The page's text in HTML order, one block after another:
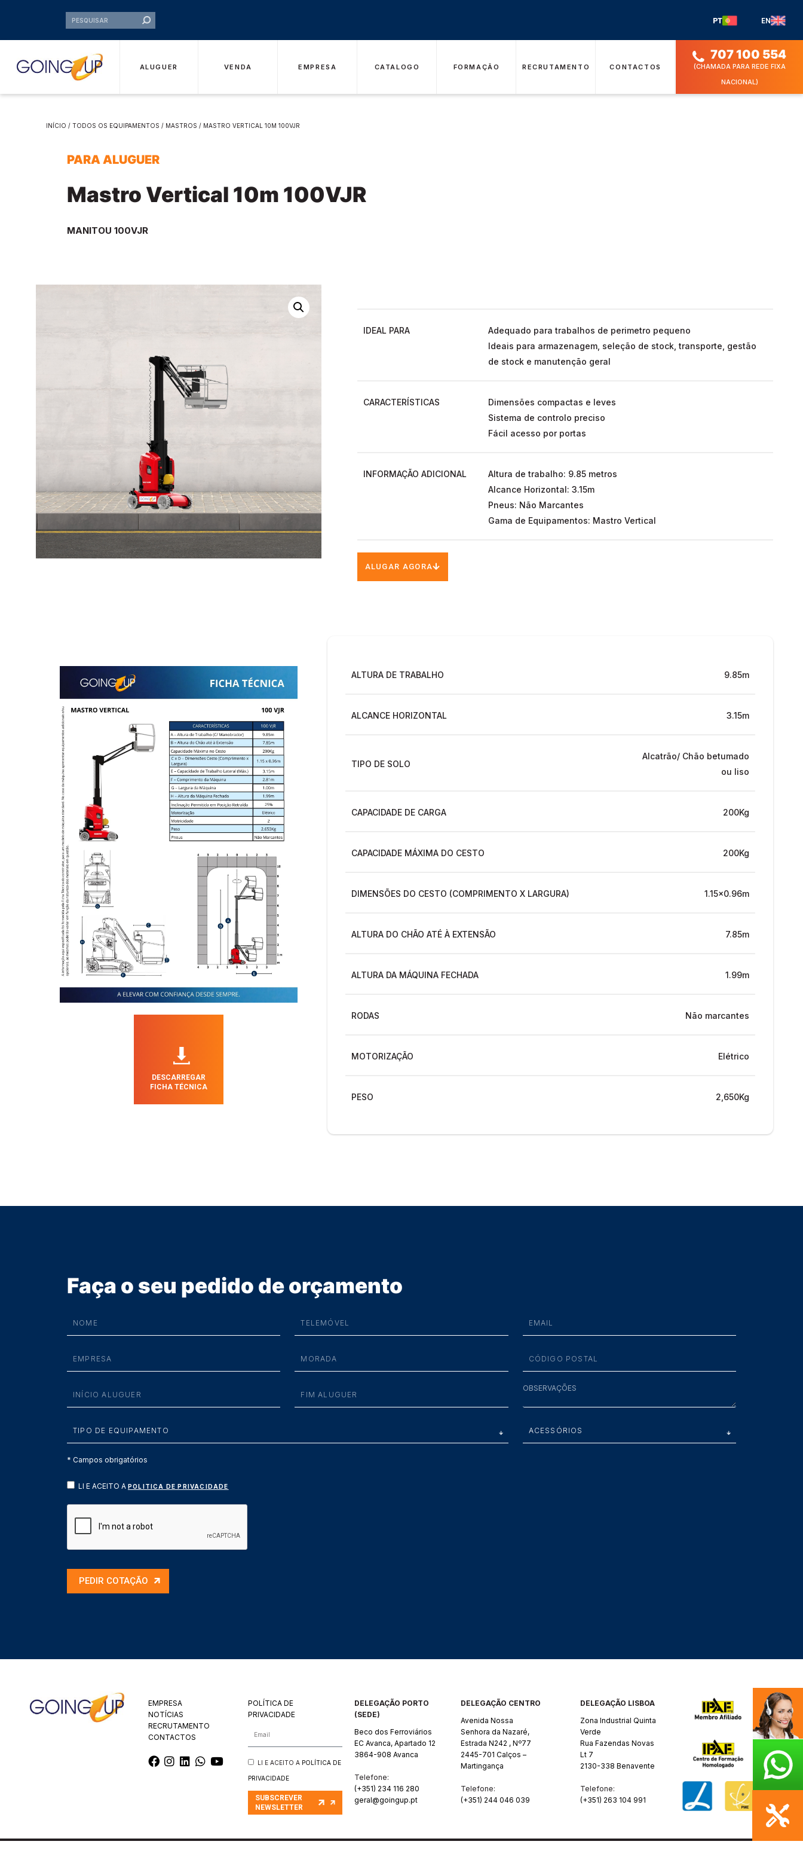
PT EN
ALUGUER VENDA EMPRESA CATALOGO FORMAÇÃO RECRUTAMENTO CONTACTOS
707 100 554
(CHAMADA PARA REDE FIXA
NACIONAL)
INÍCIO /TODOS OS EQUIPAMENTOS / MASTROS / MASTRO VERTICAL 10M 100VJR
PARA ALUGUER
Mastro Vertical 10m 100VJR
MANITOU 100VJR
IDEAL PARA
Adequado para trabalhos de perimetro pequeno
Ideais para armazenagem, seleção de stock, transporte, gestão
de stock e manutenção geral
CARACTERÍSTICAS
Dimensões compactas e leves
Sistema de controlo preciso
Fácil acesso por portas
INFORMAÇÃO ADICIONAL
Altura de trabalho: 9.85 metros
Alcance Horizontal: 3.15m
Pneus: Não Marcantes
Gama de Equipamentos: Mastro Vertical
ALUGAR AGORA
DESCARREGAR
FICHA TÉCNICA
ALTURA DE TRABALHO 9.85m
ALCANCE HORIZONTAL 3.15m
TIPO DE SOLO
Alcatrão/ Chão betumado
ou liso
CAPACIDADE DE CARGA 200Kg
CAPACIDADE MÁXIMA DO CESTO 200Kg
DIMENSÕES DO CESTO (COMPRIMENTO X LARGURA) 1.15x0.96m
ALTURA DO CHÃO ATÉ À EXTENSÃO 7.85m
ALTURA DA MÁQUINA FECHADA 1.99m
RODAS Não marcantes
MOTORIZAÇÃO Elétrico
PESO 2,650Kg
Faça o seu pedido de orçamento
* Campos obrigatórios
LI E ACEITO A POLITICA DE PRIVACIDADE
PEDIR COTAÇÃO
EMPRESA
NOTÍCIAS
RECRUTAMENTO
CONTACTOS
POLÍTICA DE
PRIVACIDADE
LI E ACEITO A POLÍTICA DE
PRIVACIDADE
SUBSCREVER
NEWSLETTER
DELEGAÇÃO PORTO
(SEDE)
Beco dos Ferroviários
EC Avanca, Apartado 12
3864-908 Avanca
Telefone:
(+351) 234 116 280
geral@goingup.pt
DELEGAÇÃO CENTRO
Avenida Nossa
Senhora da Nazaré,
Estrada N242 , Nº77
2445-701 Calços –
Martingança
Telefone:
(+351) 244 046 039
DELEGAÇÃO LISBOA
Zona Industrial Quinta
Verde
Rua Fazendas Novas
Lt 7
2130-338 Benavente
Telefone:
(+351) 263 104 991